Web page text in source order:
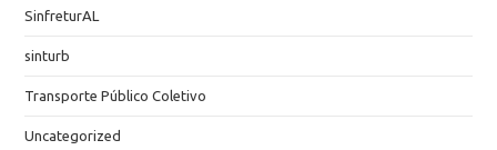
SinfreturAL
sinturb
Transporte Público Coletivo
Uncategorized